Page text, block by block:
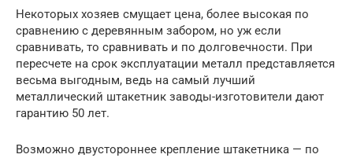
Некоторых хозяев смущает цена, более высокая по
сравнению с деревянным забором, но уж если
сравнивать, то сравнивать и по долговечности. При
пересчете на срок эксплуатации металл представляется
весьма выгодным, ведь на самый лучший
металлический штакетник заводы-изготовители дают
гарантию 50 лет.
Возможно двустороннее крепление штакетника — по